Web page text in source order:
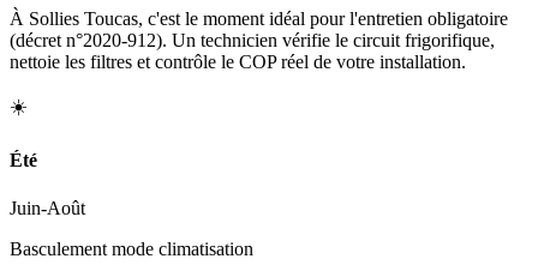
À Sollies Toucas, c'est le moment idéal pour l'entretien obligatoire
(décret n°2020-912). Un technicien vérifie le circuit frigorifique,
nettoie les filtres et contrôle le COP réel de votre installation.
☀️
Été
Juin-Août
Basculement mode climatisation